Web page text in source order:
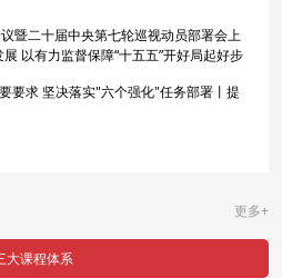
暨二十届中央第七轮巡视动员部署会上
以有力监督保障“十五五”开好局起好步
要求 坚决落实"六个强化"任务部署丨提
更多+
大课程体系